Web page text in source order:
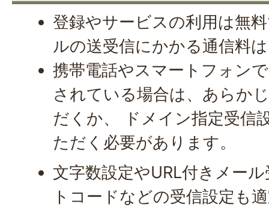
登録やサービスの利用は無
ルの送受信にかかる通信料
携帯電話やスマートフォン
されている場合は、あらか
だくか、 ドメイン指定受信
ただく必要があります。
文字数設定やURL付きメー
トコードなどの受信設定も